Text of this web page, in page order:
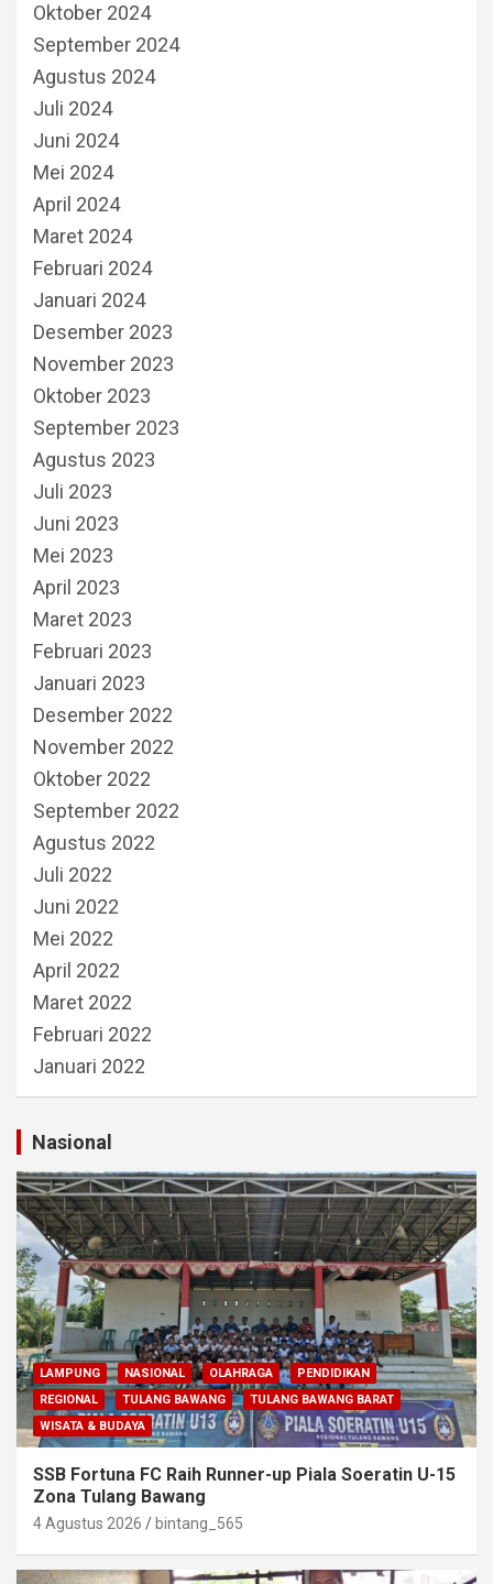
Oktober 2024
September 2024
Agustus 2024
Juli 2024
Juni 2024
Mei 2024
April 2024
Maret 2024
Februari 2024
Januari 2024
Desember 2023
November 2023
Oktober 2023
September 2023
Agustus 2023
Juli 2023
Juni 2023
Mei 2023
April 2023
Maret 2023
Februari 2023
Januari 2023
Desember 2022
November 2022
Oktober 2022
September 2022
Agustus 2022
Juli 2022
Juni 2022
Mei 2022
April 2022
Maret 2022
Februari 2022
Januari 2022
Nasional
LAMPUNG NASIONAL OLAHRAGA
PENDIDIKAN
REGIONAL
TULANG BAWANG
TULANG BAWANG BARAT
WISATA & BUDAYA
SSB Fortuna FC Raih Runner-up Piala Soeratin U-15
Zona Tulang Bawang
4 Agustus 2026 bintang_565